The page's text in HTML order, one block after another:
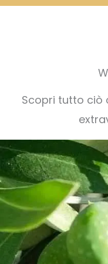
Scopri tutto ciò